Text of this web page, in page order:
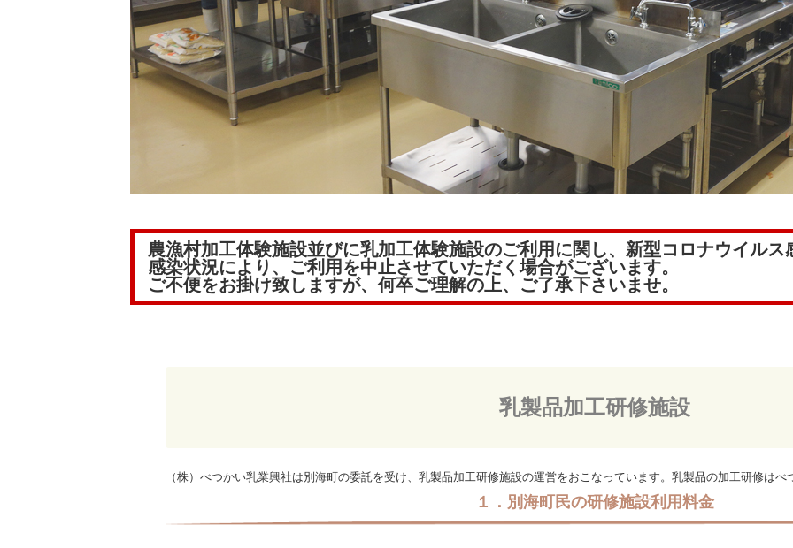
農漁村加工体験施設並びに乳加工体験施設のご利用に関し、新型コロナウイル
感染状況により、ご利用を中止させていただく場合がございます。
ご不便をお掛け致しますが、何卒ご理解の上、ご了承下さいませ。
乳製品加工研修施設
（株）べつかい乳業興社は別海町の委託を受け、乳製品加工研修施設の運営をおこなっています。乳製品の加工研修は
１．別海町民の研修施設利用料金